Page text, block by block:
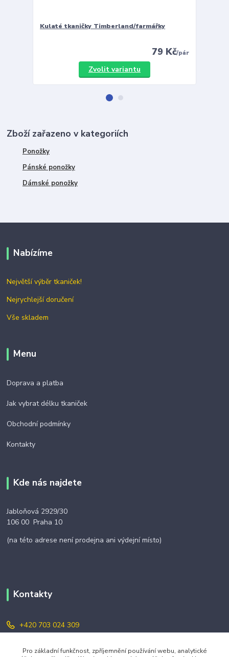
Kulaté tkaničky Timberland/farmářky
79 Kč/pár
Zvolit variantu
Zboží zařazeno v kategoriích
Ponožky
Pánské ponožky
Dámské ponožky
Nabízíme
Největší výběr tkaniček!
Nejrychlejší doručení
Vše skladem
Menu
Doprava a platba
Jak vybrat délku tkaniček
Obchodní podmínky
Kontakty
Kde nás najdete
Jabloňová 2929/30
106 00 Praha 10
(na této adrese není prodejna ani výdejní místo)
Kontakty
+420 703 024 309
objednavky@zavazuj.cz
Pro základní funkčnost, zpříjemnění používání webu, analytické